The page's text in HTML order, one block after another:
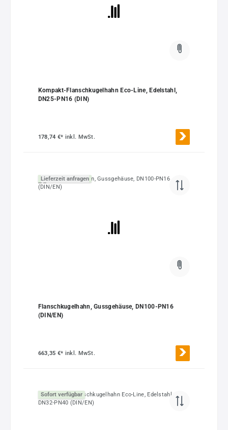
Kompakt-Flanschkugelhahn Eco-Line, Edelstahl,
DN25-PN16 (DIN)
178,74 €* inkl. MwSt.
Lieferzeit anfragen
Flanschkugelhahn, Gussgehäuse, DN100-PN16
(DIN/EN)
663,35 €* inkl. MwSt.
Sofort verfügbar